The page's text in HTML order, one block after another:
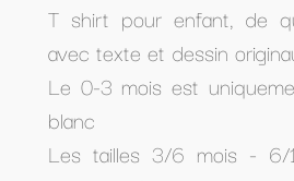
T shirt pour enfant, de
avec texte et dessin
Le 0-3 mois est
blanc
Les tailles 3/6 mois - 6/